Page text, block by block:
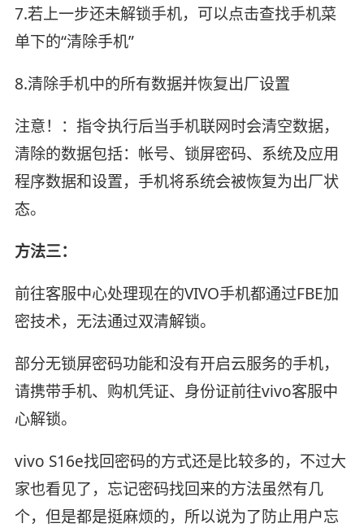
7.若上一步还未解锁手机，可以点击查找手机菜
单下的“清除手机”
8.清除手机中的所有数据并恢复出厂设置
注意！：指令执行后当手机联网时会清空数据，
清除的数据包括：帐号、锁屏密码、系统及应用
程序数据和设置，手机将系统会被恢复为出厂状
态。
方法三：
前往客服中心处理现在的VIVO手机都通过FBE加
密技术，无法通过双清解锁。
部分无锁屏密码功能和没有开启云服务的手机，
请携带手机、购机凭证、身份证前往vivo客服中
心解锁。
vivo S16e找回密码的方式还是比较多的，不过大
家也看见了，忘记密码找回来的方法虽然有几
个，但是都是挺麻烦的，所以说为了防止用户忘